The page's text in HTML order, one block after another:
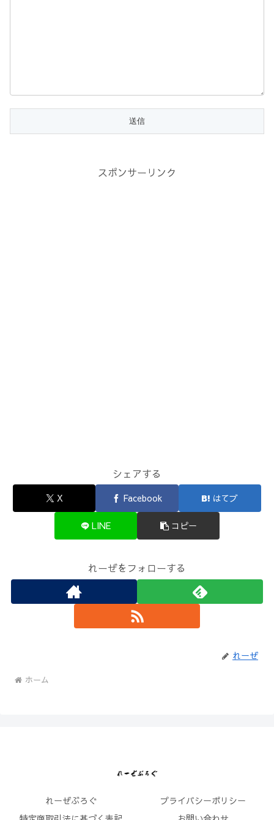
スポンサーリンク
シェアする
X Facebook はてブ
LINE コピー
れーぜをフォローする
れーぜ
ホーム
れーぜぶろぐ
プライバシーポリシー